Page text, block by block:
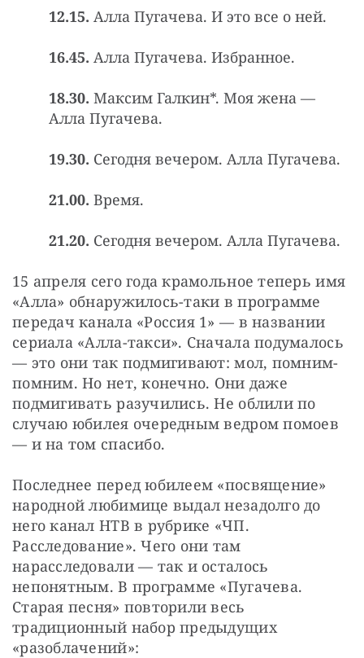
12.15. Алла Пугачева. И это все о ней.
16.45. Алла Пугачева. Избранное.
18.30. Максим Галкин*. Моя жена —
Алла Пугачева.
19.30. Сегодня вечером. Алла Пугачева.
21.00. Время.
21.20. Сегодня вечером. Алла Пугачева.
15 апреля сего года крамольное теперь имя
«Алла» обнаружилось-таки в программе
передач канала «Россия 1» — в названии
сериала «Алла-такси». Сначала подумалось
— это они так подмигивают: мол, помним-
помним. Но нет, конечно. Они даже
подмигивать разучились. Не облили по
случаю юбилея очередным ведром помоев
— и на том спасибо.
Последнее перед юбилеем «посвящение»
народной любимице выдал незадолго до
него канал НТВ в рубрике «ЧП.
Расследование». Чего они там
нарасследовали — так и осталось
непонятным. В программе «Пугачева.
Старая песня» повторили весь
традиционный набор предыдущих
«разоблачений»: